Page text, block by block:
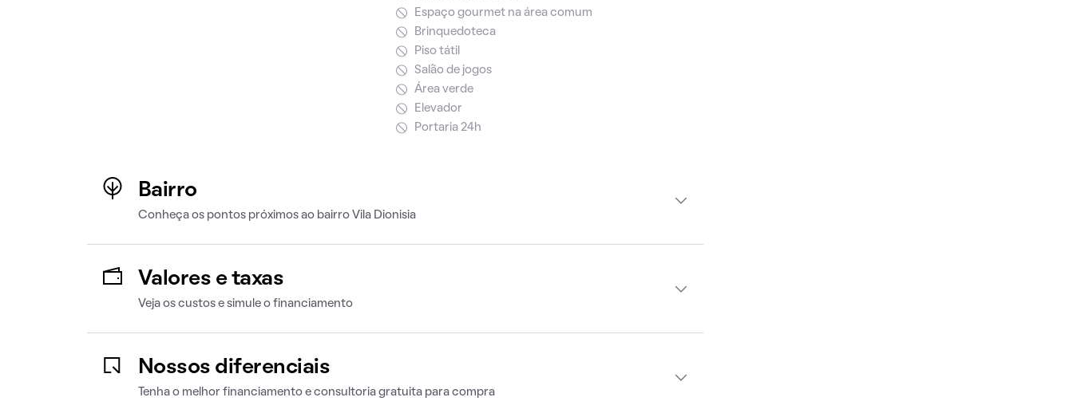
Espaço gourmet na área comum
Brinquedoteca
Piso tátil
Salão de jogos
Área verde
Elevador
Portaria 24h
Bairro
Conheça os pontos próximos ao bairro Vila Dionisia
Valores e taxas
Veja os custos e simule o financiamento
Nossos diferenciais
Tenha o melhor financiamento e consultoria gratuita para compra